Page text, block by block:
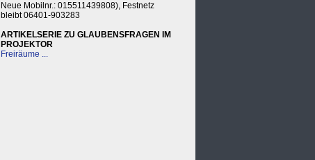
Neue Mobilnr.: 015511439808), Festnetz
bleibt 06401-903283
ARTIKELSERIE ZU GLAUBENSFRAGEN IM
PROJEKTOR
Freiräume ...